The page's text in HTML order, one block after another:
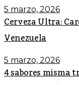
5 marzo, 2026
Cerveza Ultra:
Venezuela
5 marzo, 2026
4 sabores misma